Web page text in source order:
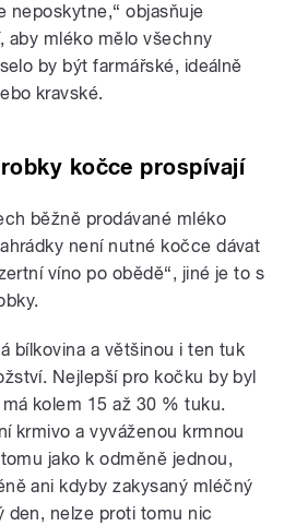
neposkytne,“ objasňuje
aby mléko mělo všechny
by být farmářské, ideálně
kravské.
kočce prospívají
běžně prodávané mléko
není nutné kočce dávat
víno po obědě“, jiné je to s
bílkovina a většinou i ten tuk
Nejlepší pro kočku by byl
kolem 15 až 30 % tuku.
krmivo a vyváženou krmnou
jako k odměně jednou,
ani kdyby zakysaný mléčný
den, nelze proti tomu nic